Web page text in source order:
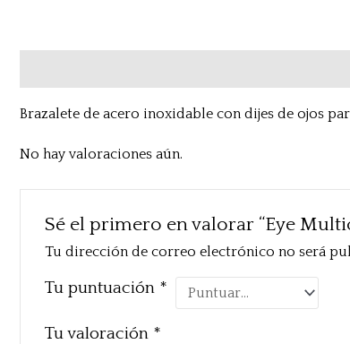
Brazalete de acero inoxidable con dijes de ojos
No hay valoraciones aún.
Sé el primero en valorar “Eye
Tu dirección de correo electrónico no será
Tu puntuación *
Tu valoración *